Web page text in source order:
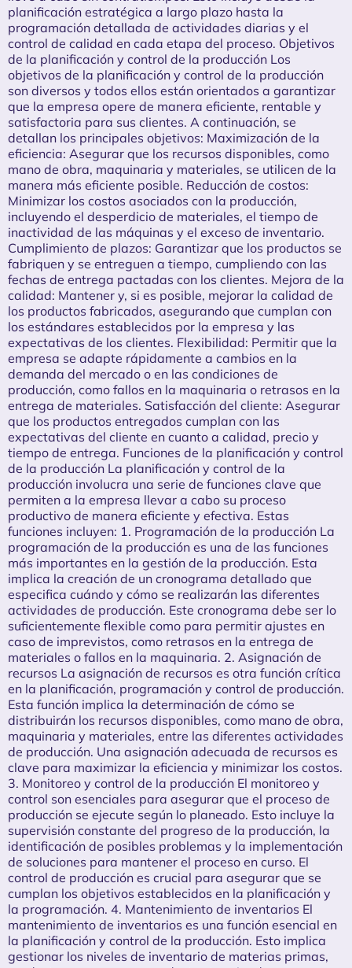
planificación estratégica a largo plazo hasta la
programación detallada de actividades diarias y el
control de calidad en cada etapa del proceso. Objetivos
de la planificación y control de la producción Los
objetivos de la planificación y control de la producción
son diversos y todos ellos están orientados a garantizar
que la empresa opere de manera eficiente, rentable y
satisfactoria para sus clientes. A continuación, se
detallan los principales objetivos: Maximización de la
eficiencia: Asegurar que los recursos disponibles, como
mano de obra, maquinaria y materiales, se utilicen de la
manera más eficiente posible. Reducción de costos:
Minimizar los costos asociados con la producción,
incluyendo el desperdicio de materiales, el tiempo de
inactividad de las máquinas y el exceso de inventario.
Cumplimiento de plazos: Garantizar que los productos se
fabriquen y se entreguen a tiempo, cumpliendo con las
fechas de entrega pactadas con los clientes. Mejora de la
calidad: Mantener y, si es posible, mejorar la calidad de
los productos fabricados, asegurando que cumplan con
los estándares establecidos por la empresa y las
expectativas de los clientes. Flexibilidad: Permitir que la
empresa se adapte rápidamente a cambios en la
demanda del mercado o en las condiciones de
producción, como fallos en la maquinaria o retrasos en la
entrega de materiales. Satisfacción del cliente: Asegurar
que los productos entregados cumplan con las
expectativas del cliente en cuanto a calidad, precio y
tiempo de entrega. Funciones de la planificación y control
de la producción La planificación y control de la
producción involucra una serie de funciones clave que
permiten a la empresa llevar a cabo su proceso
productivo de manera eficiente y efectiva. Estas
funciones incluyen: 1. Programación de la producción La
programación de la producción es una de las funciones
más importantes en la gestión de la producción. Esta
implica la creación de un cronograma detallado que
especifica cuándo y cómo se realizarán las diferentes
actividades de producción. Este cronograma debe ser lo
suficientemente flexible como para permitir ajustes en
caso de imprevistos, como retrasos en la entrega de
materiales o fallos en la maquinaria. 2. Asignación de
recursos La asignación de recursos es otra función crítica
en la planificación, programación y control de producción.
Esta función implica la determinación de cómo se
distribuirán los recursos disponibles, como mano de obra,
maquinaria y materiales, entre las diferentes actividades
de producción. Una asignación adecuada de recursos es
clave para maximizar la eficiencia y minimizar los costos.
3. Monitoreo y control de la producción El monitoreo y
control son esenciales para asegurar que el proceso de
producción se ejecute según lo planeado. Esto incluye la
supervisión constante del progreso de la producción, la
identificación de posibles problemas y la implementación
de soluciones para mantener el proceso en curso. El
control de producción es crucial para asegurar que se
cumplan los objetivos establecidos en la planificación y
la programación. 4. Mantenimiento de inventarios El
mantenimiento de inventarios es una función esencial en
la planificación y control de la producción. Esto implica
gestionar los niveles de inventario de materias primas,